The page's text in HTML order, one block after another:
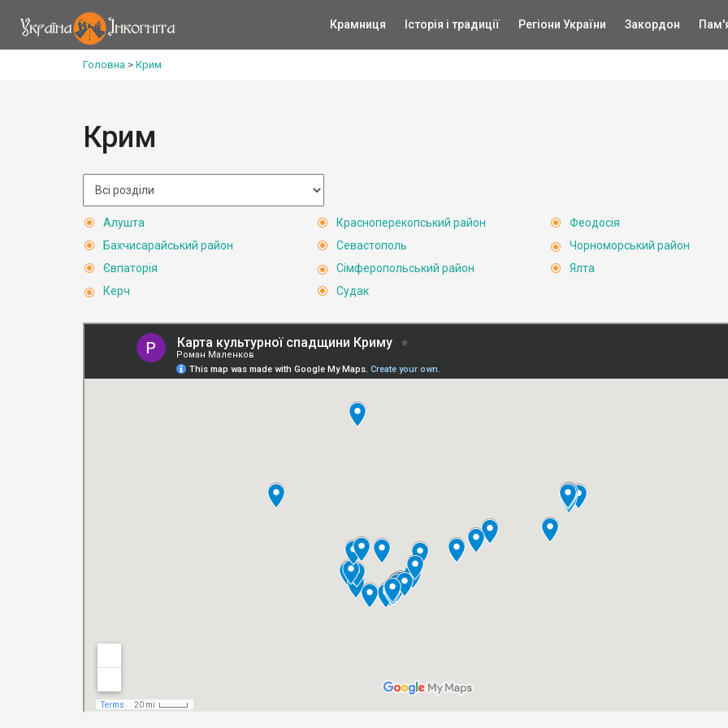
Крамниця Історія і традиції Регіони України Закордон
Головна > Крим
Крим
Алушта
Бахчисарайський район
Євпаторія
Керч
Красноперекопський район
Севастополь
Сімферопольський район
Судак
Феодосія
Чорноморський район
Ялта